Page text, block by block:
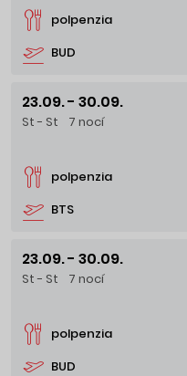
BUD
polpenzia
23.09. - 30.09.
St - St 7 nocí
BTS
polpenzia
23.09. - 30.09.
St - St 7 nocí
BUD
polpenzia